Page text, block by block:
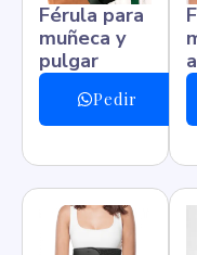
Férula para
muñeca y
pulgar
Pedir